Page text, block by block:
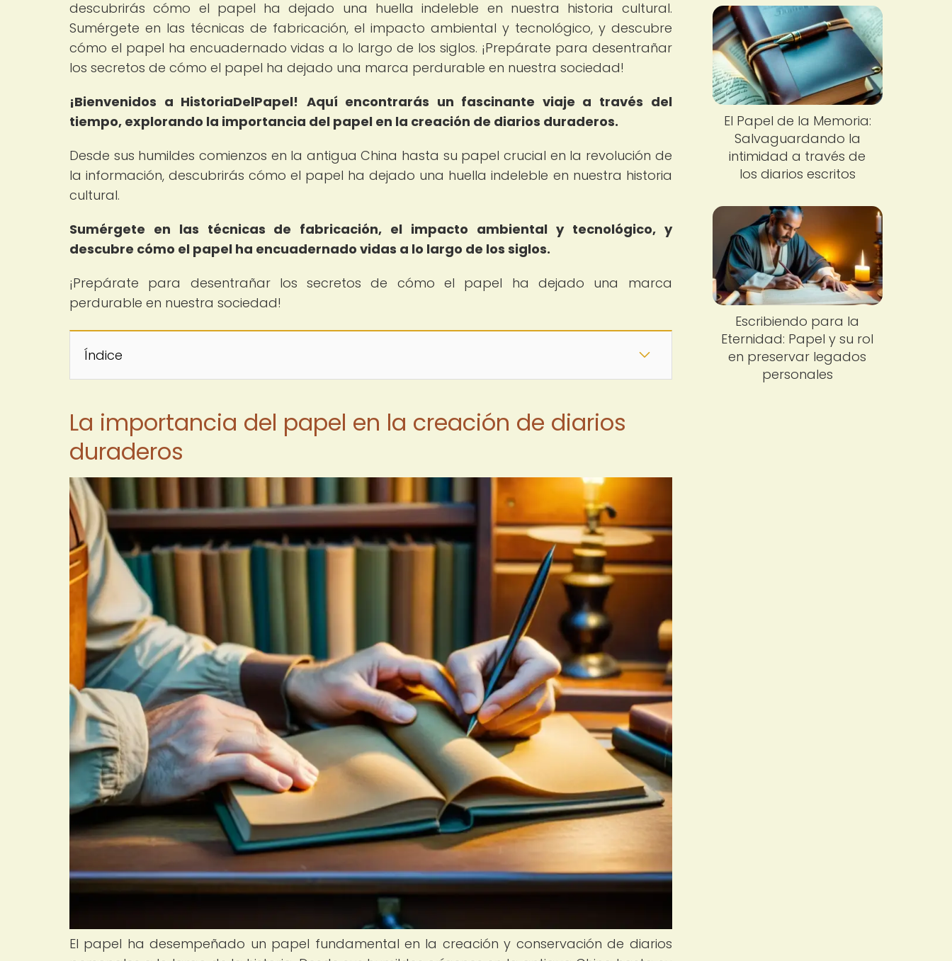
descubrirás cómo el papel ha dejado una huella indeleble en nuestra historia cultural.
Sumérgete en las técnicas de fabricación, el impacto ambiental y tecnológico, y descubre
cómo el papel ha encuadernado vidas a lo largo de los siglos. ¡Prepárate para desentrañar
los secretos de cómo el papel ha dejado una marca perdurable en nuestra sociedad!
¡Bienvenidos a HistoriaDelPapel! Aquí encontrarás un fascinante viaje a través del
tiempo, explorando la importancia del papel en la creación de diarios duraderos.
Desde sus humildes comienzos en la antigua China hasta su papel crucial en la revolución de
la información, descubrirás cómo el papel ha dejado una huella indeleble en nuestra historia
cultural.
Sumérgete en las técnicas de fabricación, el impacto ambiental y tecnológico, y
descubre cómo el papel ha encuadernado vidas a lo largo de los siglos.
¡Prepárate para desentrañar los secretos de cómo el papel ha dejado una marca
perdurable en nuestra sociedad!
Índice
La importancia del papel en la creación de diarios
duraderos
El papel ha desempeñado un papel fundamental en la creación y conservación de diarios
El Papel de la Memoria:
Salvaguardando la
intimidad a través de
los diarios escritos
Escribiendo para la
Eternidad: Papel y su rol
en preservar legados
personales